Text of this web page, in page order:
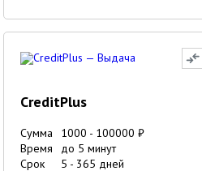
CreditPlus
Сумма 1000 - 100000 ₽
Время
до 5 минут
Срок
5 - 365 дней